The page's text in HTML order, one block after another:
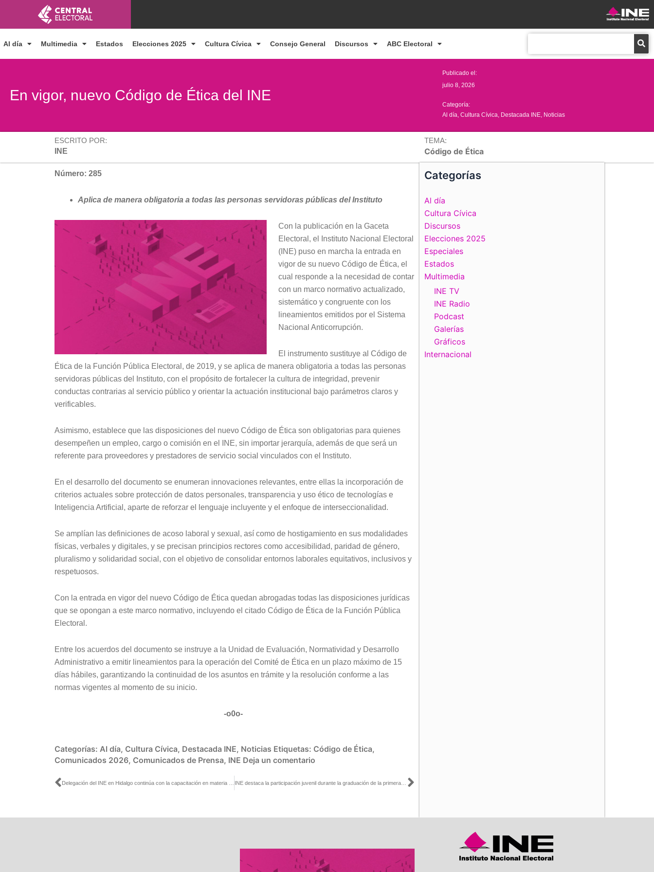
contenido
Al día Multimedia Estados Elecciones 2025 Cultura Cívica Consejo General Discursos ABC Electoral
En vigor, nuevo Código de Ética del INE
Publicado el:
julio 8, 2026
Categoría:
Al día ,Cultura Cívica Destacada INE Noticias
ESCRITO POR:
INE
TEMA:
Código de Ética
Número: 285
Aplica de manera obligatoria a todas las personas servidoras públicas del Instituto
Con la publicación en la Gaceta
Electoral, el Instituto Nacional Electoral
(INE) puso en marcha la entrada en
vigor de su nuevo Código de Ética, el
cual responde a la necesidad de contar
con un marco normativo actualizado,
sistemático y congruente con los
lineamientos emitidos por el Sistema
Nacional Anticorrupción.
El instrumento sustituye al Código de
Ética de la Función Pública Electoral, de 2019, y se aplica de manera obligatoria a todas las personas
servidoras públicas del Instituto, con el propósito de fortalecer la cultura de integridad, prevenir
conductas contrarias al servicio público y orientar la actuación institucional bajo parámetros claros y
verificables.
Asimismo, establece que las disposiciones del nuevo Código de Ética son obligatorias para quienes
desempeñen un empleo, cargo o comisión en el INE, sin importar jerarquía, además de que será un
referente para proveedores y prestadores de servicio social vinculados con el Instituto.
En el desarrollo del documento se enumeran innovaciones relevantes, entre ellas la incorporación de
criterios actuales sobre protección de datos personales, transparencia y uso ético de tecnologías e
Inteligencia Artificial, aparte de reforzar el lenguaje incluyente y el enfoque de interseccionalidad.
Se amplían las definiciones de acoso laboral y sexual, así como de hostigamiento en sus modalidades
físicas, verbales y digitales, y se precisan principios rectores como accesibilidad, paridad de género,
pluralismo y solidaridad social, con el objetivo de consolidar entornos laborales equitativos, inclusivos y
respetuosos.
Con la entrada en vigor del nuevo Código de Ética quedan abrogadas todas las disposiciones jurídicas
que se opongan a este marco normativo, incluyendo el citado Código de Ética de la Función Pública
Electoral.
Entre los acuerdos del documento se instruye a la Unidad de Evaluación, Normatividad y Desarrollo
Administrativo a emitir lineamientos para la operación del Comité de Ética en un plazo máximo de 15
días hábiles, garantizando la continuidad de los asuntos en trámite y la resolución conforme a las
normas vigentes al momento de su inicio.
-o0o-
Categorías: Al día, Cultura Cívica, Destacada INE, Noticias Etiquetas: Código de Ética,
Comunicados 2026, Comunicados de Prensa, INE Deja un comentario
Ant Siguiente
Categorías
Al día
Cultura Cívica
Discursos
Elecciones 2025
Especiales
Estados
Multimedia
INE TV
INE Radio
Podcast
Galerías
Gráficos
Internacional